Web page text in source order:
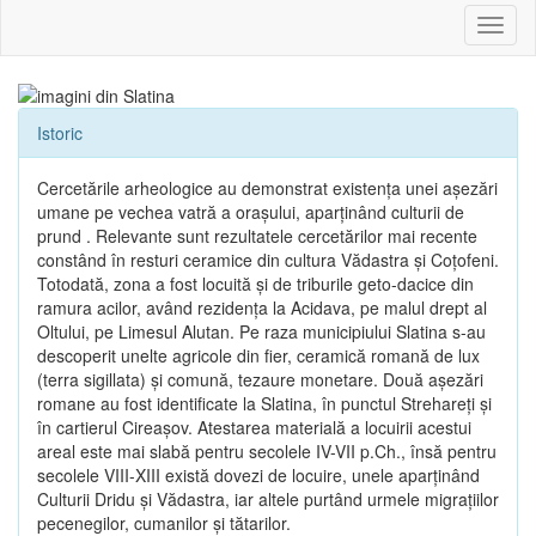
sau
Istoric
Cercetările arheologice au demonstrat existenţa unei aşezări
umane pe vechea vatră a oraşului, aparţinând culturii de
prund . Relevante sunt rezultatele cercetărilor mai recente
constând în resturi ceramice din cultura Vădastra şi Coţofeni.
Totodată, zona a fost locuită şi de triburile geto-dacice din
ramura acilor, având rezidenţa la Acidava, pe malul drept al
Oltului, pe Limesul Alutan. Pe raza municipiului Slatina s-au
descoperit unelte agricole din fier, ceramică romană de lux
(terra sigillata) şi comună, tezaure monetare. Două aşezări
romane au fost identificate la Slatina, în punctul Strehareţi şi
în cartierul Cireaşov. Atestarea materială a locuirii acestui
areal este mai slabă pentru secolele IV-VII p.Ch., însă pentru
secolele VIII-XIII există dovezi de locuire, unele aparţinând
Culturii Dridu şi Vădastra, iar altele purtând urmele migraţiilor
pecenegilor, cumanilor şi tătarilor.